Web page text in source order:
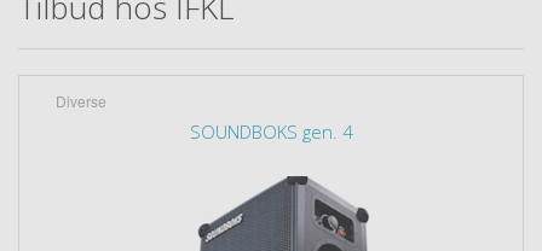
Diverse
SOUNDBOKS gen. 4